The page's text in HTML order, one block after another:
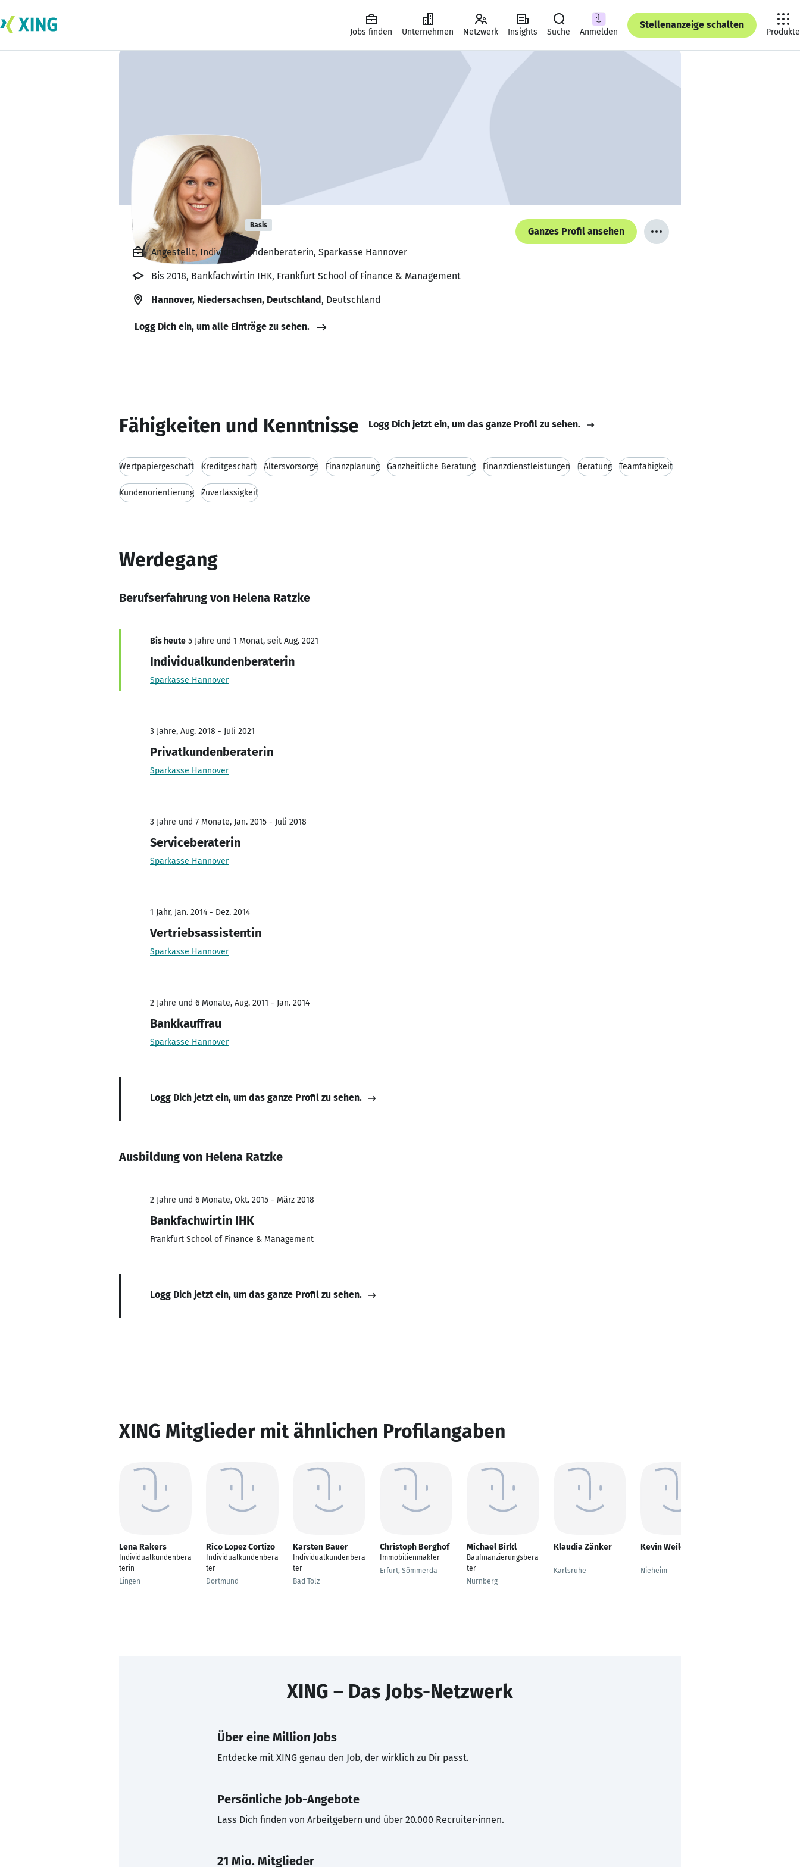
Jobs finden Unternehmen Netzwerk Insights Suche Anmelden
Stellenanzeige schalten
Produkte
Helena Ratzke Basis
Ganzes Profil ansehen
Angestellt, Individualkundenberaterin, Sparkasse Hannover
Bis 2018, Bankfachwirtin IHK, Frankfurt School of Finance & Management
Hannover, Niedersachsen, Deutschland, Deutschland
Logg Dich ein, um alle Einträge zu sehen.
Fähigkeiten und Kenntnisse Logg Dich jetzt ein, um das ganze Profil zu sehen.
Wertpapiergeschäft Kreditgeschäft Altersvorsorge Finanzplanung Ganzheitliche Beratung Finanzdienstleistungen Beratung Teamfähigkeit
Kundenorientierung Zuverlässigkeit
Werdegang
Berufserfahrung von Helena Ratzke
Bis heute 5 Jahre und 1 Monat, seit Aug. 2021
Individualkundenberaterin
Sparkasse Hannover
3 Jahre, Aug. 2018 - Juli 2021
Privatkundenberaterin
Sparkasse Hannover
3 Jahre und 7 Monate, Jan. 2015 - Juli 2018
Serviceberaterin
Sparkasse Hannover
1 Jahr, Jan. 2014 - Dez. 2014
Vertriebsassistentin
Sparkasse Hannover
2 Jahre und 6 Monate, Aug. 2011 - Jan. 2014
Bankkauffrau
Sparkasse Hannover
Logg Dich jetzt ein, um das ganze Profil zu sehen.
Ausbildung von Helena Ratzke
2 Jahre und 6 Monate, Okt. 2015 - März 2018
Bankfachwirtin IHK
Frankfurt School of Finance & Management
Logg Dich jetzt ein, um das ganze Profil zu sehen.
XING Mitglieder mit ähnlichen Profilangaben
Lena Rakers
Individualkundenbera
terin
Lingen
Rico Lopez Cortizo
Individualkundenbera
ter
Dortmund
Karsten Bauer
Individualkundenbera
ter
Bad Tölz
Christoph Berghof
Immobilienmakler
Erfurt, Sömmerda
Michael Birkl
Baufinanzierungsbera
ter
Nürnberg
Klaudia Zänker
---
Karlsruhe
Kevin Weiler
---
Nieheim
XING – Das Jobs-Netzwerk
Über eine Million Jobs
Entdecke mit XING genau den Job, der wirklich zu Dir passt.
Persönliche Job-Angebote
Lass Dich finden von Arbeitgebern und über 20.000 Recruiter·innen.
21 Mio. Mitglieder